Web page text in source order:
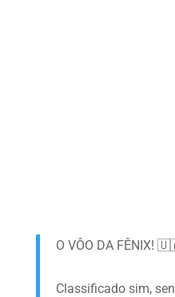
O VÔO DA FÊNIX!
Classificado sim,